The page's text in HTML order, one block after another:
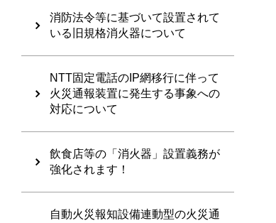
消防法令等に基づいて設置されて
いる旧規格消火器について
NTT固定電話のIP網移行に伴って
火災通報装置に発生する事象への
対応について
飲食店等の「消火器」設置義務が
強化されます！
自動火災報知設備連動型の火災通